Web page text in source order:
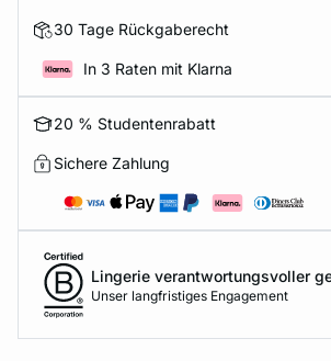
30 Tage Rückgaberecht
In 3 Raten mit Klarna
20 % Studentenrabatt
Sichere Zahlung
Lingerie verantwortungsvoller
Unser langfristiges Engagement